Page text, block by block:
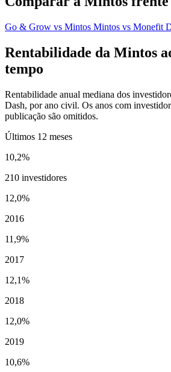
Go & Grow vs Mintos Mintos vs Monefit
Rentabilidade da Mintos
tempo
Rentabilidade anual mediana dos
Dash, por ano civil. Os anos com
publicação são omitidos.
Últimos 12 meses
10,2%
210 investidores
12,0%
2016
11,9%
2017
12,1%
2018
12,0%
2019
10,6%